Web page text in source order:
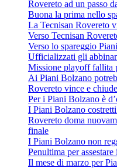
Rovereto ad un passo
Buona la prima nello
La Tecnisan Rovereto
Verso Tecnisan
Verso lo spareggio
Ufficializzati gli
Missione playoff fallita
Ai Piani Bolzano
Rovereto vince e
Per i Piani Bolzano è
I Piani Bolzano
Rovereto doma
finale
I Piani Bolzano non
Penultima per
Il mese di marzo per